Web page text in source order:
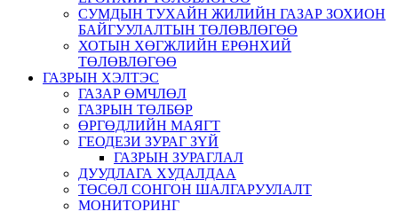
СУМДЫН ТУХАЙН ЖИЛИЙН ГАЗАР ЗОХИОН
БАЙГУУЛАЛТЫН ТӨЛӨВЛӨГӨӨ
ХОТЫН ХӨГЖЛИЙН ЕРӨНХИЙ
ТӨЛӨВЛӨГӨӨ
ГАЗРЫН ХЭЛТЭС
ГАЗАР ӨМЧЛӨЛ
ГАЗРЫН ТӨЛБӨР
ӨРГӨДЛИЙН МАЯГТ
ГЕОДЕЗИ ЗУРАГ ЗҮЙ
ГАЗРЫН ЗУРАГЛАЛ
ДУУДЛАГА ХУДАЛДАА
ТӨСӨЛ СОНГОН ШАЛГАРУУЛАЛТ
МОНИТОРИНГ